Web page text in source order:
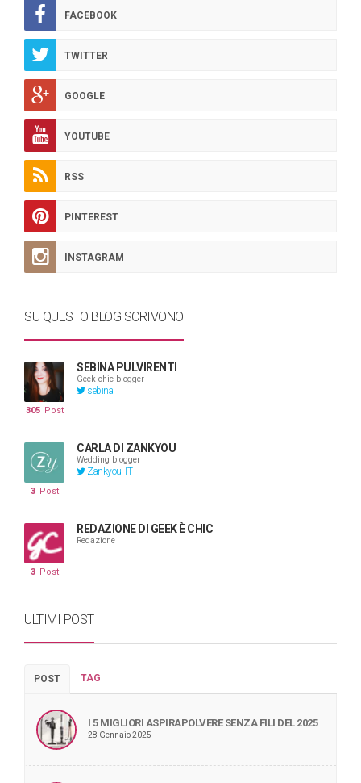
FACEBOOK
TWITTER
GOOGLE
YOUTUBE
RSS
PINTEREST
INSTAGRAM
SU QUESTO BLOG SCRIVONO
SEBINA PULVIRENTI
Geek chic blogger
sebina
305 Post
CARLA DI ZANKYOU
Wedding blogger
Zankyou_IT
3 Post
REDAZIONE DI GEEK È CHIC
Redazione
3 Post
ULTIMI POST
POST TAG
I 5 MIGLIORI ASPIRAPOLVERE SENZA FILI DEL 2025
28 Gennaio 2025